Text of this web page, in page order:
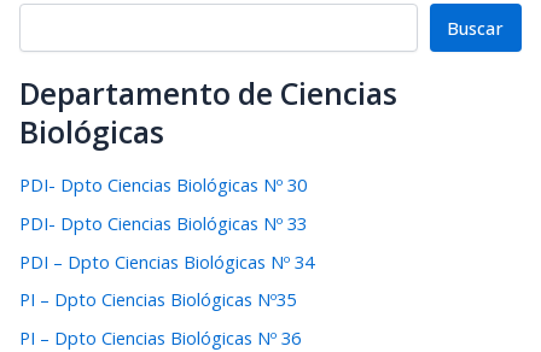
Buscar
Departamento de Ciencias
Biológicas
PDI- Dpto Ciencias Biológicas Nº 30
PDI- Dpto Ciencias Biológicas Nº 33
PDI – Dpto Ciencias Biológicas Nº 34
PI – Dpto Ciencias Biológicas Nº35
PI – Dpto Ciencias Biológicas Nº 36